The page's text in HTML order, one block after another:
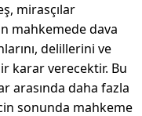
mirasçılar
mahkemede dava
delillerini ve
karar verecektir. Bu
arasında daha fazla
sonunda mahkeme